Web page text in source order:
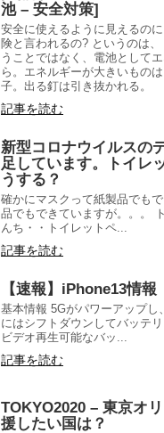
池 – 安全対策]
安全に使えるように見えるの
険と言われるの? というのは
うことではなく、電池として
ら。エネルギーが大きいもの
子。出る釘は引き抜かれる。
記事を読む
新型コロナウイルスの
足しています。トイレ
うする？
確かにマスクって紙製品でも
品でもできていますが。。。
んち・・トイレットペ...
記事を読む
【速報】iPhone13情報
基本情報 5Gがパワーアップし
にはシフトダウンしてバッテ
ビデオ再生可能なバッ...
記事を読む
TOKYO2020 – 東京オ
援したい国は？